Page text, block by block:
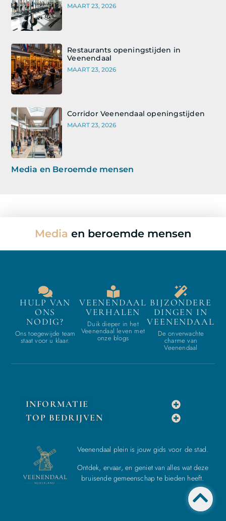
MAART 23, 2026
Restaurants openingstijden in
Veenendaal
MAART 23, 2026
Corridor Veenendaal openingstijden
MAART 23, 2026
Media en Beroemde mensen
Media en beroemde mensen
HULP VAN
ONS
NODIG?
Ons toegewijde team
staat voor u klaar.
VEENENDAAL
VERHALEN
Duik dieper in het
Veenendaal leven met
onze blogs
BIJZONDERE
DINGEN IN
VEENENDAAL
De onverwachte
charme van
Veenendaal
INFORMATIE
TOP BEDRIJVEN
Veenendaal plein is jouw gids voor de stad.
Ontdek, ervaar, en geniet van alles wat deze
bruisende gemeenschap te bieden heeft.